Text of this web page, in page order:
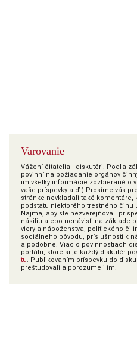
Varovanie
Vážení čitatelia - diskutéri. Podľa
povinní na požiadanie orgánov
im všetky informácie zozbierané o
vaše príspevky atď.) Prosíme vás
stránke nevkladali také komentáre,
podstatu niektorého trestného činu
Najmä, aby ste nezverejňovali
násiliu alebo nenávisti na základe
viery a náboženstva, politického či
sociálneho pôvodu, príslušnosti k
a podobne. Viac o povinnostiach
portálu, ktoré si je každý diskutér
tu. Publikovaním príspevku do
preštudovali a porozumeli im.